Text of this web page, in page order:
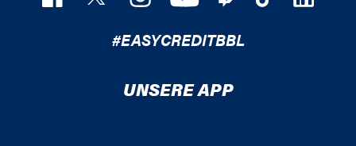
#EASYCREDITBBL
UNSERE APP